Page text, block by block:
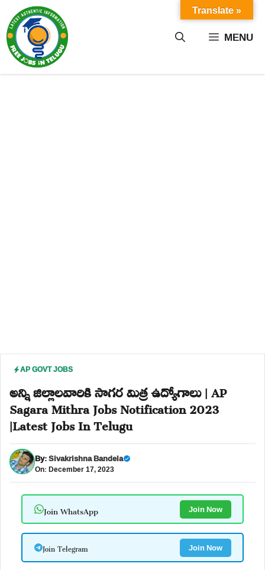
content MENU
AP GOVT JOBS
అన్ని జిల్లాలవారికి సాగర మిత్ర ఉద్యోగాలు | AP
Sagara Mithra Jobs Notification 2023
|Latest Jobs In Telugu
By:Sivakrishna Bandela
On: December 17, 2023
Join WhatsApp Join Now
Join Telegram Join Now
Translate »